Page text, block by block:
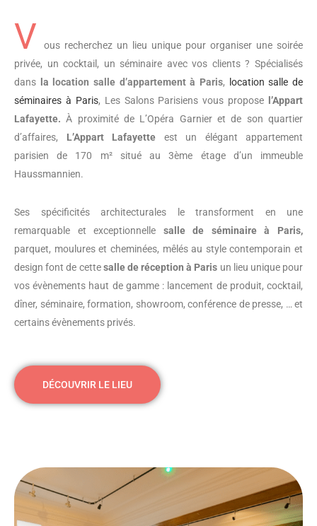
V
ous recherchez un lieu unique pour organiser une soirée
privée, un cocktail, un séminaire avec vos clients ? Spécialisés
dans
la location salle d’appartement à Paris, location salle de
séminaires à Paris, Les Salons Parisiens vous propose
l’Appart
Lafayette.À proximité de L’Opéra Garnier et de son quartier
d’affaires, L’Appart Lafayette est un élégant appartement
parisien de 170 m² situé au 3ème étage d’un immeuble
Haussmannien.
Ses spécificités architecturales le transforment en une
remarquable et exceptionnelle salle de séminaire à Paris,
parquet, moulures et cheminées, mêlés au style contemporain et
design font de cettesalle de réception à Paris un lieu unique pour
vos évènements haut de gamme : lancement de produit, cocktail,
dîner, séminaire, formation, showroom, conférence de presse, … et
certains évènements privés.
DÉCOUVRIR LE LIEU